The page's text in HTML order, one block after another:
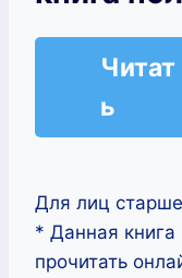
Читат
ь
Для лиц
* Данная книга
прочитать